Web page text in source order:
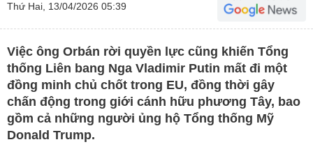
Thứ Hai, 13/04/2026 05:39
Việc ông Orbán rời quyền lực cũng khiến Tổng
thống Liên bang Nga Vladimir Putin mất đi một
đồng minh chủ chốt trong EU, đồng thời gây
chấn động trong giới cánh hữu phương Tây, bao
gồm cả những người ủng hộ Tổng thống Mỹ
Donald Trump.